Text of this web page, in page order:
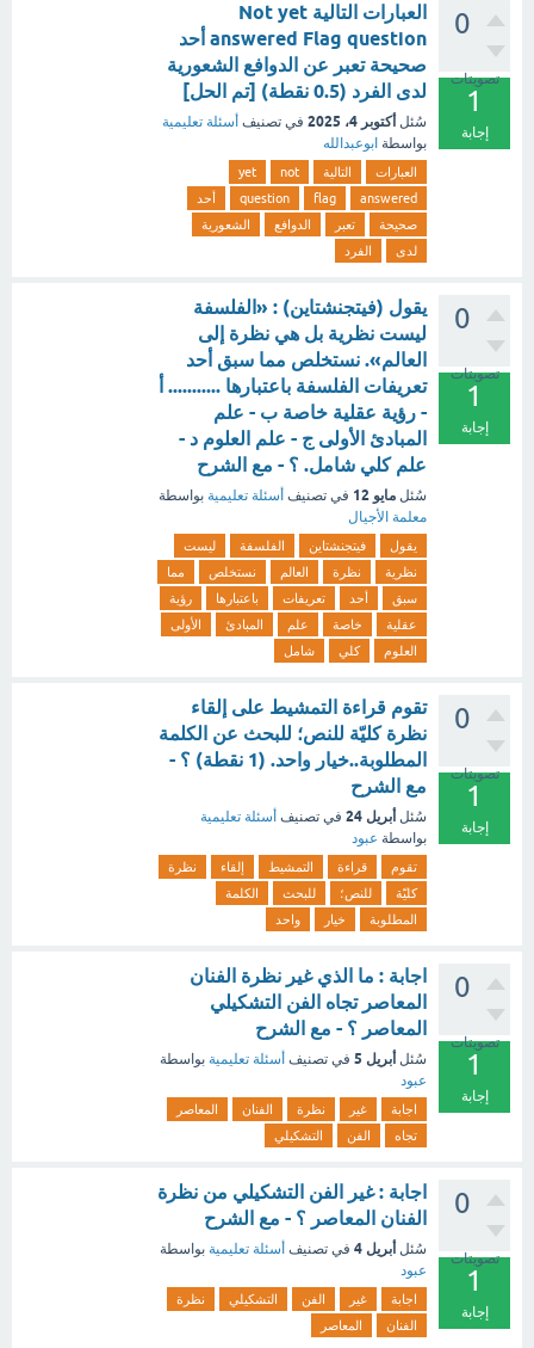
0
تصويتات
1
إجابة
العبارات التالية Not yet
answered Flag question أحد
صحيحة تعبر عن الدوافع الشعورية
لدى الفرد (0.5 نقطة) [تم الحل]
سُئل أكتوبر 4، 2025 في تصنيف أسئلة تعليمية
بواسطة ابوعبدالله
العبارات التالية not
yet
answered
flag
question
أحد
صحيحة
تعبر الدوافع
الشعورية
لدى
الفرد
0
تصويتات
1
إجابة
يقول (فيتجنشتاين) : «الفلسفة
ليست نظرية بل هي نظرة إلى
العالم». نستخلص مما سبق أحد
تعريفات الفلسفة باعتبارها ........... أ
- رؤية عقلية خاصة ب - علم
المبادئ الأولى ج - علم العلوم د -
علم كلي شامل. ؟ - مع الشرح
سُئل مايو 12 في تصنيف أسئلة تعليمية بواسطة
معلمة الأجيال
يقول فيتجنشتاين الفلسفة
ليست
نظرية
نظرة العالم نستخلص
مما
سبق
أحد تعريفات باعتبارها
رؤية
عقلية
خاصة علم المبادئ
الأولى
العلوم
كلي شامل
0
تصويتات
1
إجابة
تقوم قراءة التمشيط على إلقاء
نظرة كليّة للنص؛ للبحث عن الكلمة
المطلوبة..خيار واحد. (1 نقطة) ؟ -
مع الشرح
سُئل أبريل 24 في تصنيف أسئلة تعليمية
بواسطة عبود
تقوم قراءة التمشيط إلقاء
نظرة
كليّة
للنص؛ للبحث
الكلمة
المطلوبة
خيار واحد
0
تصويتات
1
إجابة
اجابة : ما الذي غير نظرة الفنان
المعاصر تجاه الفن التشكيلي
المعاصر ؟ - مع الشرح
سُئل أبريل 5 في تصنيف أسئلة تعليمية بواسطة
عبود
اجابة غير نظرة الفنان
المعاصر
تجاه
الفن التشكيلي
0
تصويتات
1
إجابة
اجابة : غير الفن التشكيلي من نظرة
الفنان المعاصر ؟ - مع الشرح
سُئل أبريل 4 في تصنيف أسئلة تعليمية بواسطة
عبود
اجابة غير الفن التشكيلي
نظرة
الفنان
المعاصر